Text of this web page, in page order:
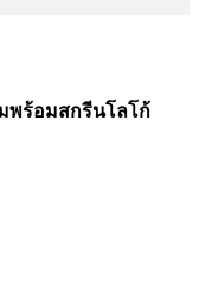
พร้อมสกรีนโลโก้